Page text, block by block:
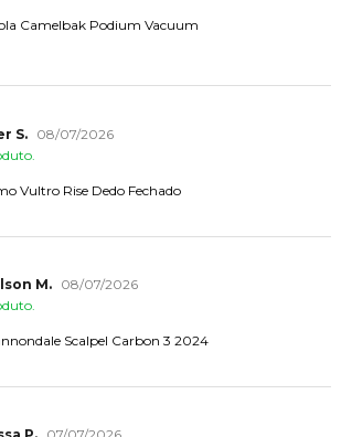
Camelbak Podium Vacuum
S.
08/07/2026
Vultro Rise Dedo Fechado
M.
08/07/2026
Scalpel Carbon 3 2024